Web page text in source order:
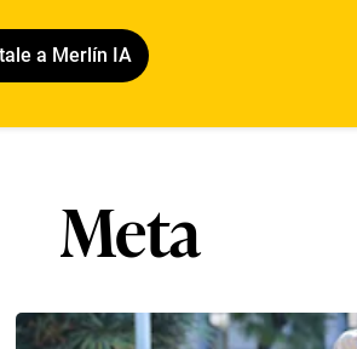
a Merlín IA
Meta